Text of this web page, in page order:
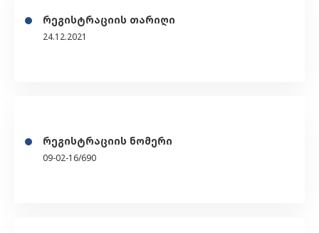
რეგისტრაციის თარიღი
24.12.2021
რეგისტრაციის ნომერი
09-02-16/690